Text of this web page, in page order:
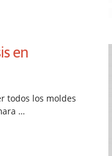
en
todos los moldes
…